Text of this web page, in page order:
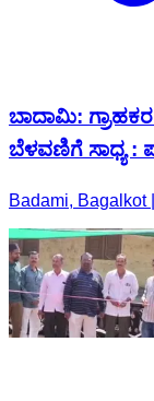
ಬಾದಾಮಿ:
ಬೆಳವಣಿಗೆ ಸಾಧ್ಯ :
Badami, Bagalkot